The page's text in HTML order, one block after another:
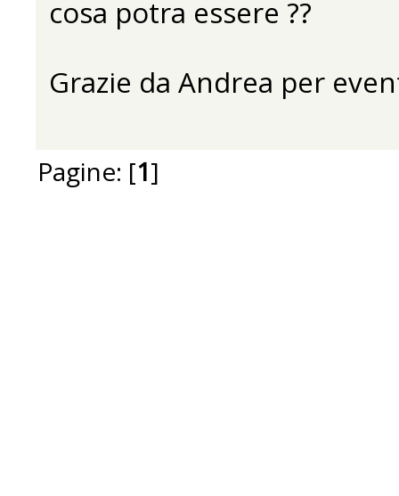
cosa potra essere ??
Grazie da Andrea per
Pagine: [1]